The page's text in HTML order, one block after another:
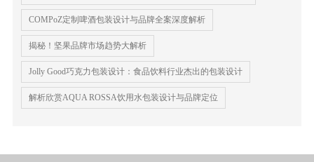
COMPoZ定制啤酒包装设计与品牌全案深度解析
揭秘！坚果品牌市场趋势大解析
Jolly Good巧克力包装设计：食品饮料行业杰出的包装设计
解析欣赏AQUA ROSSA饮用水包装设计与品牌定位